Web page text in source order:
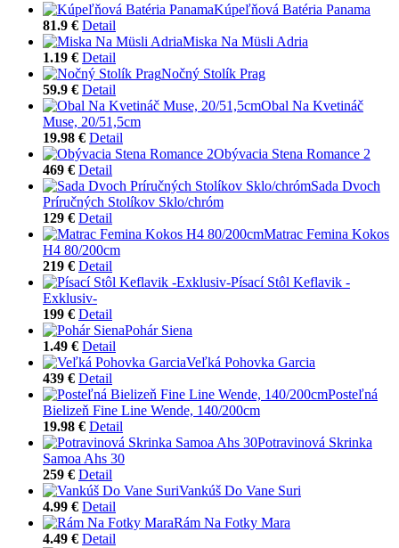
Kúpeľňová Batéria Panama
81.9 € Detail
Miska Na Müsli Adria
1.19 € Detail
Nočný Stolík Prag
59.9 € Detail
Obal Na Kvetináč
Muse, 20/51,5cm
19.98 € Detail
Obývacia Stena Romance 2
469 € Detail
Sada Dvoch
Príručných Stolíkov Sklo/chróm
129 € Detail
Matrac Femina Kokos
H4 80/200cm
219 € Detail
Písací Stôl Keflavik -
Exklusiv-
199 € Detail
Pohár Siena
1.49 € Detail
Veľká Pohovka Garcia
439 € Detail
Posteľná
Bielizeň Fine Line Wende, 140/200cm
19.98 € Detail
Potravinová Skrinka
Samoa Ahs 30
259 € Detail
Vankúš Do Vane Suri
4.99 € Detail
Rám Na Fotky Mara
4.49 € Detail